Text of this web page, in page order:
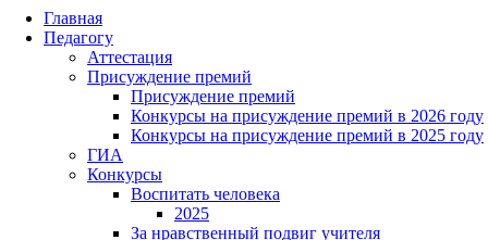
Главная
Педагогу
Аттестация
Присуждение премий
Присуждение премий
Конкурсы на присуждение премий в 2026 году
Конкурсы на присуждение премий в 2025 году
ГИА
Конкурсы
Воспитать человека
2025
За нравственный подвиг учителя